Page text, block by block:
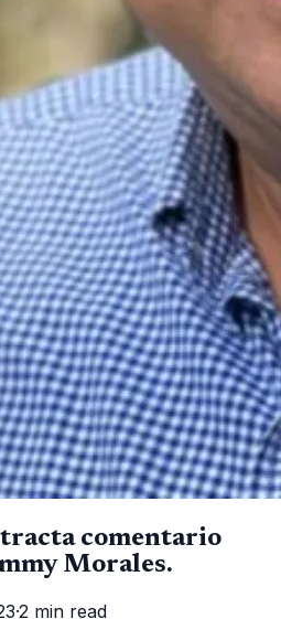
comentario
Morales.
·2 min read